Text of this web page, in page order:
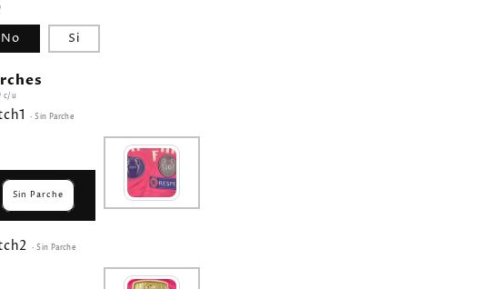
No Si
c/u
· Sin Parche
Sin Parche
· Sin Parche